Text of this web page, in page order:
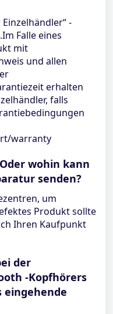
-
Falle eines
mit
und allen
erhalten
falls
warranty
wohin kann
senden?
um
Produkt sollte
Ihren Kaufpunkt
der
-Kopfhörers
eingehende